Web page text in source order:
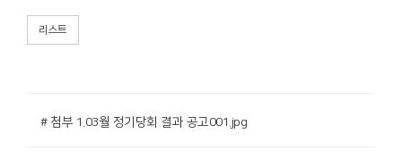
리스트
# 첨부 1.03월 정기당회 결과 공고001.jpg